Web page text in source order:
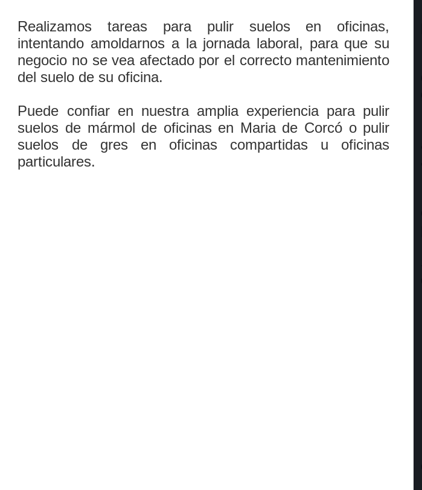
Realizamos tareas para pulir suelos en oficinas,
intentando amoldarnos a la jornada laboral, para que su
negocio no se vea afectado por el correcto mantenimiento
del suelo de su oficina.
Puede confiar en nuestra amplia experiencia para pulir
suelos de mármol de oficinas en Maria de Corcó o pulir
suelos de gres en oficinas compartidas u oficinas
particulares.